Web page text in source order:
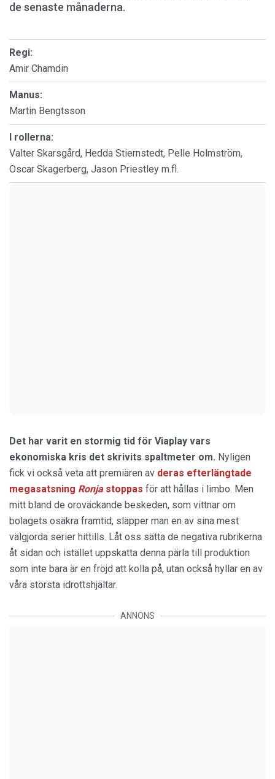
de senaste månaderna.
Regi:
Amir Chamdin
Manus:
Martin Bengtsson
I rollerna:
Valter Skarsgård, Hedda Stiernstedt, Pelle Holmström,
Oscar Skagerberg, Jason Priestley m.fl.
Det har varit en stormig tid för Viaplay vars
ekonomiska kris det skrivits spaltmeter om. Nyligen
fick vi också veta att premiären av deras efterlängtade
megasatsning Ronjastoppas för att hållas i limbo. Men
mitt bland de oroväckande beskeden, som vittnar om
bolagets osäkra framtid, släpper man en av sina mest
välgjorda serier hittills. Låt oss sätta de negativa rubrikerna
åt sidan och istället uppskatta denna pärla till produktion
som inte bara är en fröjd att kolla på, utan också hyllar en av
våra största idrottshjältar.
ANNONS